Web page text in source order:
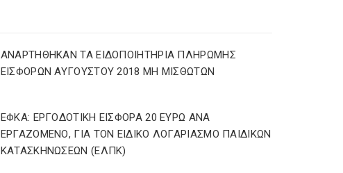
ΑΝΑΡΤΗΘΗΚΑΝ ΤΑ ΕΙΔΟΠΟΙΗΤΗΡΙΑ ΠΛΗΡΩΜΗΣ
ΕΙΣΦΟΡΩΝ ΑΥΓΟΥΣΤΟΥ 2018 ΜΗ ΜΙΣΘΩΤΩΝ
ΕΦΚΑ: ΕΡΓΟΔΟΤΙΚΗ ΕΙΣΦΟΡΑ 20 ΕΥΡΩ ΑΝΑ
ΕΡΓΑΖΟΜΕΝΟ, ΓΙΑ ΤΟΝ ΕΙΔΙΚΟ ΛΟΓΑΡΙΑΣΜΟ ΠΑΙΔΙΚΩΝ
ΚΑΤΑΣΚΗΝΩΣΕΩΝ (ΕΛΠΚ)